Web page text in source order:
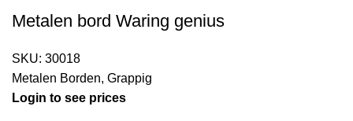
Metalen bord Waring genius
SKU: 30018
Metalen Borden, Grappig
Login to see prices